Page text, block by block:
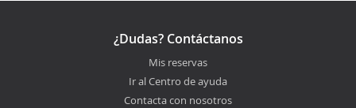
¿Dudas? Contáctanos
Mis reservas
Ir al Centro de ayuda
Contacta con nosotros